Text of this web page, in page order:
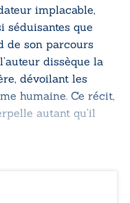
implacable,
séduisantes que
de son parcours
dissèque la
dévoilant les
humaine. Ce récit,
autant qu’il